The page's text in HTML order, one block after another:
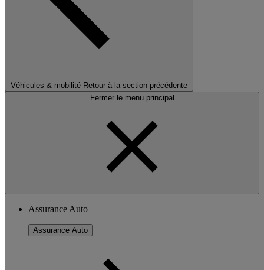
Véhicules & mobilité Retour à la section précédente
Fermer le menu principal
Assurance Auto
Assurance Auto